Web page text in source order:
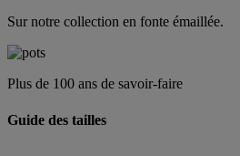
Sur notre collection en fonte émaillée.
Plus de 100 ans de savoir-faire
Guide des tailles